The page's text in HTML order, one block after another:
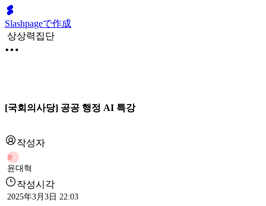
Slashpageで作成
상상력집단
[국회의사당] 공공 행정 AI 특강
작성자
윤
윤대혁
작성시각
2025年3月3日 22:03